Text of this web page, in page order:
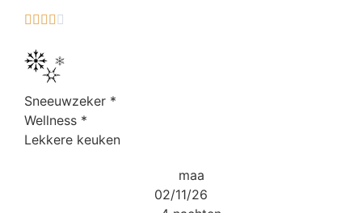
    
Sneeuwzeker *
Wellness *
Lekkere keuken
maa
02/11/26